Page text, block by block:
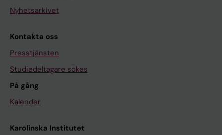
Nyhetsarkivet
Kontakta oss
Presstjänsten
Studiedeltagare sökes
På gång
Kalender
Karolinska Institutet